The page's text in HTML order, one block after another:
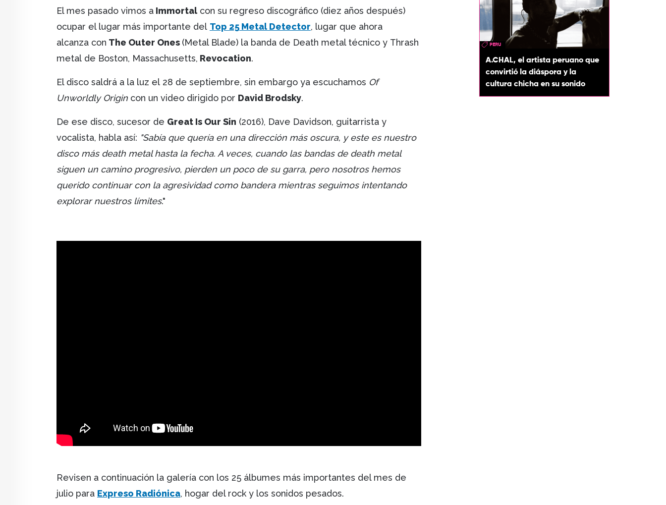
El mes pasado vimos a Immortal con su regreso discográfico (diez años después)
ocupar el lugar más importante del Top 25 Metal Detector, lugar que ahora
alcanza con The Outer Ones (Metal Blade) la banda de Death metal técnico y Thrash
metal de Boston, Massachusetts, Revocation.
El disco saldrá a la luz el 28 de septiembre, sin embargo ya escuchamos Of
Unworldly Origin con un video dirigido por David Brodsky.
De ese disco, sucesor de Great Is Our Sin (2016), Dave Davidson, guitarrista y
vocalista, habla así: "Sabía que quería en una dirección más oscura, y este es nuestro
disco más death metal hasta la fecha. A veces, cuando las bandas de death metal
siguen un camino progresivo, pierden un poco de su garra, pero nosotros hemos
querido continuar con la agresividad como bandera mientras seguimos intentando
explorar nuestros límites."
Revisen a continuación la galería con los 25 álbumes más importantes del mes de
julio para Expreso Radiónica, hogar del rock y los sonidos pesados.
PERU
A.CHAL, el artista peruano que
convirtió la diáspora y la
cultura chicha en su sonido